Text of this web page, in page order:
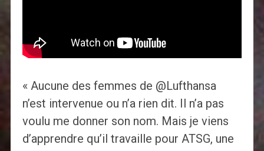
« Aucune des femmes de @Lufthansa
n’est intervenue ou n’a rien dit. Il n’a pas
voulu me donner son nom. Mais je viens
d’apprendre qu’il travaille pour ATSG, une